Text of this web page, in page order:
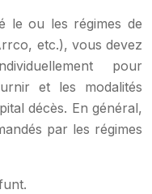
le ou les régimes de
etc.), vous devez
pour
et les modalités
décès. En général,
par les régimes